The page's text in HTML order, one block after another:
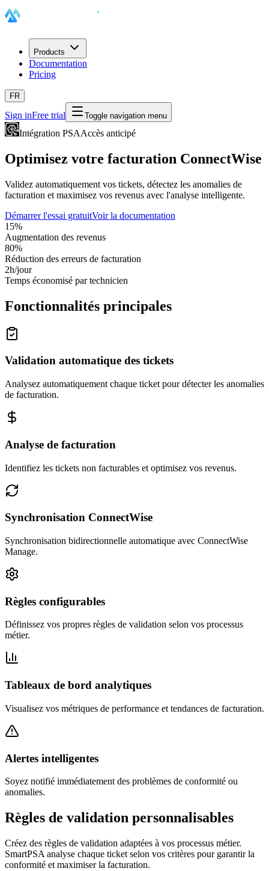
Products
Documentation
Pricing
FR
Sign inFree trial Toggle navigation menu
Intégration PSAAccès anticipé
Optimisez votre facturation ConnectWise
Validez automatiquement vos tickets, détectez les anomalies de
facturation et maximisez vos revenus avec l'analyse intelligente.
Démarrer l'essai gratuitVoir la documentation
15%
Augmentation des revenus
80%
Réduction des erreurs de facturation
2h/jour
Temps économisé par technicien
Fonctionnalités principales
Validation automatique des tickets
Analysez automatiquement chaque ticket pour détecter les anomalies
de facturation.
Analyse de facturation
Identifiez les tickets non facturables et optimisez vos revenus.
Synchronisation ConnectWise
Synchronisation bidirectionnelle automatique avec ConnectWise
Manage.
Règles configurables
Définissez vos propres règles de validation selon vos processus
métier.
Tableaux de bord analytiques
Visualisez vos métriques de performance et tendances de facturation.
Alertes intelligentes
Soyez notifié immédiatement des problèmes de conformité ou
anomalies.
Règles de validation personnalisables
Créez des règles de validation adaptées à vos processus métier.
SmartPSA analyse chaque ticket selon vos critères pour garantir la
conformité et maximiser la facturation.